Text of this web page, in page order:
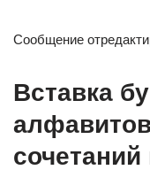
Сообщение
Вставка